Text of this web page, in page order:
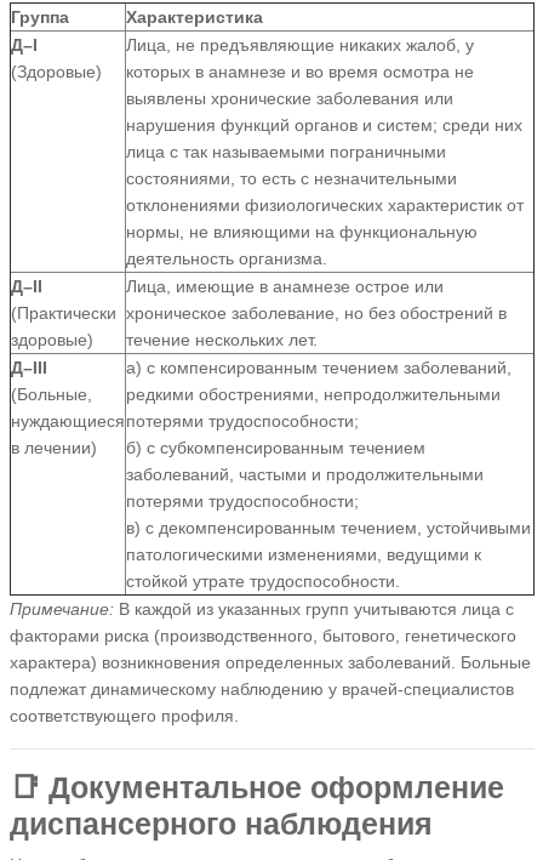
Группа
Характеристика
Д–I
(Здоровые)
Лица, не предъявляющие никаких жалоб, у
которых в анамнезе и во время осмотра не
выявлены хронические заболевания или
нарушения функций органов и систем; среди них
лица с так называемыми пограничными
состояниями, то есть с незначительными
отклонениями физиологических характеристик от
нормы, не влияющими на функциональную
деятельность организма.
Д–II
(Практически
здоровые)
Лица, имеющие в анамнезе острое или
хроническое заболевание, но без обострений в
течение нескольких лет.
Д–III
(Больные,
нуждающиеся
в лечении)
а) с компенсированным течением заболеваний,
редкими обострениями, непродолжительными
потерями трудоспособности;
б) с субкомпенсированным течением
заболеваний, частыми и продолжительными
потерями трудоспособности;
в) с декомпенсированным течением, устойчивыми
патологическими изменениями, ведущими к
стойкой утрате трудоспособности.
Примечание:В каждой из указанных групп учитываются лица с
факторами риска (производственного, бытового, генетического
характера) возникновения определенных заболеваний. Больные
подлежат динамическому наблюдению у врачей-специалистов
соответствующего профиля.
📑 Документальное оформление
диспансерного наблюдения